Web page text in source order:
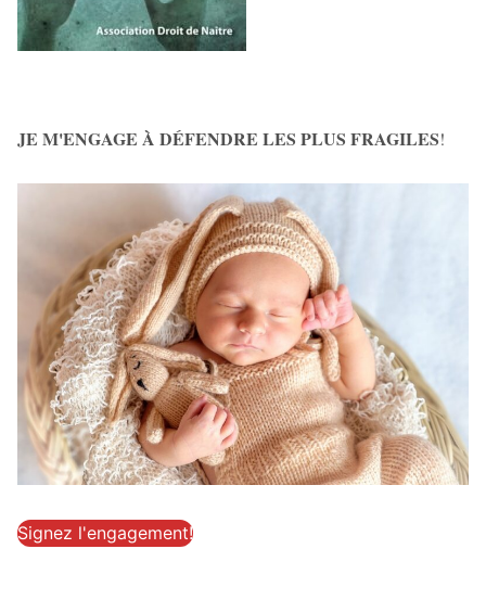
JE M'ENGAGE À DÉFENDRE LES PLUS FRAGILES!
Signez l'engagement!